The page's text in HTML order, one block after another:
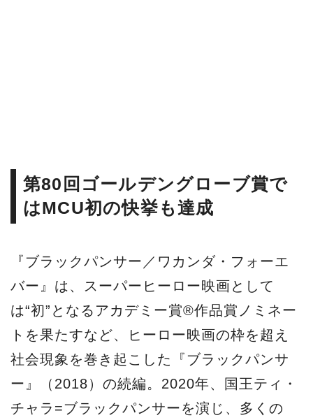
ー』（2018）の続編。2020年、国王ティ・
チャラ=ブラックパンサーを演じ、多くの
ンが病で他界し、世界中を深い悲しみに包
んだが、ボーズマンの想いを受け継ぐとい
う決意を胸に、スタッフ・キャストが一丸
となって完成させた。